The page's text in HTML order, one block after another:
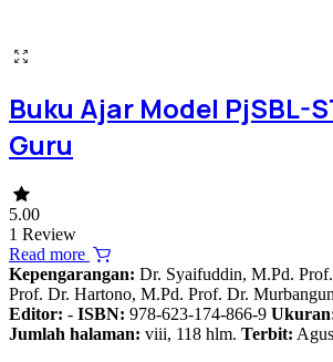
Buku Ajar Model PjSBL-
Guru
5.00
1 Review
Read more
Kepengarangan: Dr. Syaifuddin, M.Pd.
Prof. Dr. Hartono, M.Pd. Prof. Dr.
Editor: - ISBN: 978-623-174-866-9
Jumlah halaman: viii, 118 hlm. Terbit: